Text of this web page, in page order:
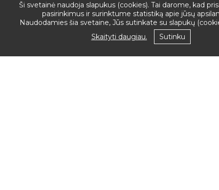
Ši svetainė naudoja slapukus (cookies). Tai darome, kad
pasirinkimus ir surinktume statistiką apie jūsų
Naudodamies šia svetaine, Jūs sutinkate su slapukų
Skaityti daugiau.
Sutinku